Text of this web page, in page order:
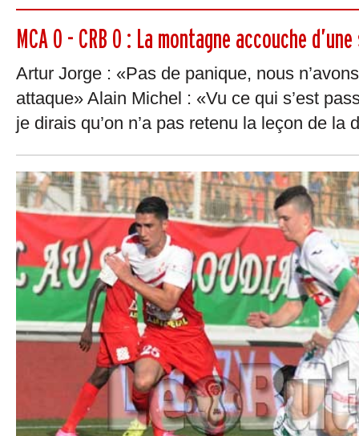
MCA 0 - CRB 0 : La montagne accouche
Artur Jorge : «Pas de panique, nous
attaque» Alain Michel : «Vu ce qui s’est
je dirais qu’on n’a pas retenu la leçon de la